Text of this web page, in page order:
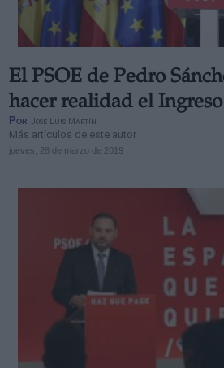
El PSOE de Pedro
hacer realidad el
Por Jose Luis Martín
Más artículos de este autor
jueves, 28 de marzo de 2019